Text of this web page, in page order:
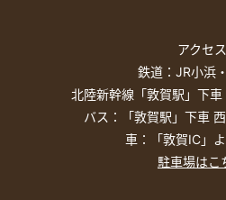
アクセス
鉄道：JR小浜
北陸新幹線「敦賀駅」下
バス：「敦賀駅」下車
車：「敦賀IC」
駐車場はこ